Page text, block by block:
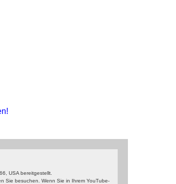
USA bereitgestellt.
Sie besuchen. Wenn Sie in Ihrem YouTube-